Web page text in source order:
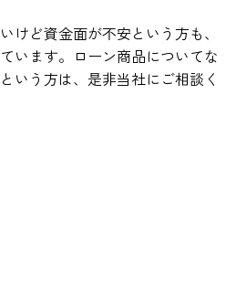
けど資金面が不安という方も、
います。ローン商品についてな
いう方は、是非当社にご相談く